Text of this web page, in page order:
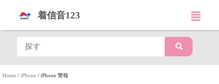
着信音123
Home / iPhone / iPhone 警報